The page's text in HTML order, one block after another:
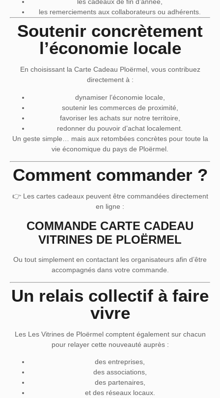
les cadeaux de fin d’année,
les remerciements aux collaborateurs ou adhérents.
Soutenir concrètement
l’économie locale
En choisissant la Carte Cadeau Ploërmel, vous contribuez
directement à :
dynamiser l’économie locale,
soutenir les commerces de proximité,
favoriser les achats sur notre territoire,
redonner du pouvoir d’achat localement.
Un geste simple… mais aux retombées concrètes pour toute la
vie économique du pays de Ploërmel
Comment commander ?
👉 Les cartes cadeaux peuvent être commandées directement
en ligne :
COMMANDE CARTE CADEAU
VITRINES DE PLOËRMEL
Ou tout simplement en contactant les organisateurs afin d’être
accompagnés dans votre commande.
Un relais collectif à faire
vivre
Les Les Vitrines de Ploërmelcomptent également sur chacun
pour relayer cette nouveauté auprès :
des entreprises,
des associations,
des partenaires,
et des réseaux locaux.